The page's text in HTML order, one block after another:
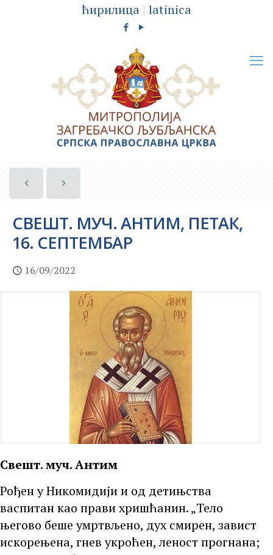
ћирилица | latinica
СВЕШТ. МУЧ. АНТИМ, ПЕТАК,
16. СЕПТЕМБАР
16/09/2022
Свешт. муч. Антим
Рођен у Никомидији и од детињства
васпитан као прави хришћанин. „Тело
његово беше умртвљено, дух смирен, завист
искорењена, гнев укроћен, леност прогнана;